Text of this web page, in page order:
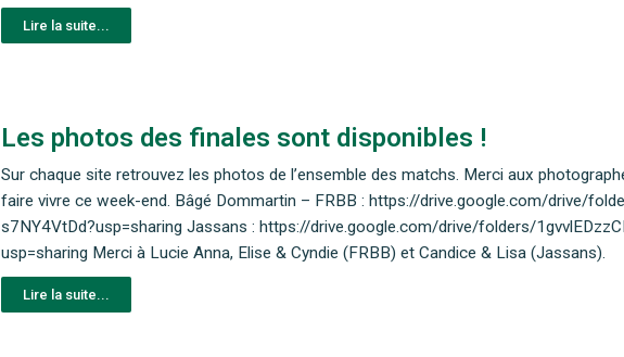
Lire la suite...
Les photos des finales sont disponibles !
Sur chaque site retrouvez les photos de l’ensemble des matchs. Merci aux
faire vivre ce week-end. Bâgé Dommartin – FRBB : https://drive.google.com/drive/
s7NY4VtDd?usp=sharing Jassans : https://drive.google.com/drive/folders/
usp=sharing Merci à Lucie Anna, Elise & Cyndie (FRBB) et Candice & Lisa (Jassans).
Lire la suite...